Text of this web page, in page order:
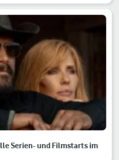
Serien- und Filmstarts im